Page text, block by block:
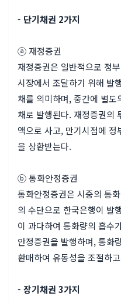
- 단기채권 2가지
ⓐ 재정증권
재정증권은 일반적으로 정
시장에서 조달하기 위해 발
채를 의미하며, 중간에 별도
채로 발행된다. 재정증권의
액으로 사고, 만기시점에
을 상환받는다.
ⓑ 통화안정증권
통화안정증권은 시중의 통
의 수단으로 한국은행이 발
이 과다하여 통화량의 흡수
안정증권을 발행하며, 통화
환매하여 유동성을 조절하
- 장기채권 3가지